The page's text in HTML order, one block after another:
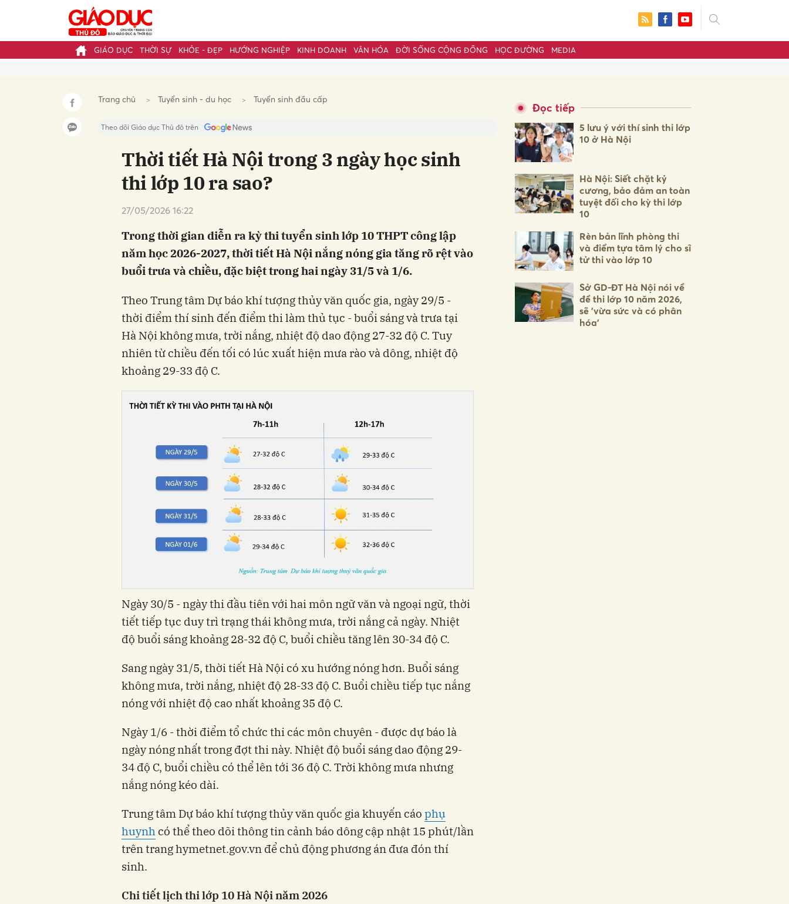
GIÁO DỤC THỜI SỰ KHỎE - ĐẸP HƯỚNG NGHIỆP KINH DOANH VĂN HÓA ĐỜI SỐNG CỘNG ĐỒNG HỌC ĐƯỜNG MEDIA
Trang chủ Tuyển sinh - du học Tuyển sinh đầu cấp
Theo dõi Giáo dục Thủ đô trên
Thời tiết Hà Nội trong 3 ngày học sinh
thi lớp 10 ra sao?
27/05/2026 16:22
Trong thời gian diễn ra kỳ thi tuyển sinh lớp 10 THPT công lập
năm học 2026-2027, thời tiết Hà Nội nắng nóng gia tăng rõ rệt vào
buổi trưa và chiều, đặc biệt trong hai ngày 31/5 và 1/6.
Theo Trung tâm Dự báo khí tượng thủy văn quốc gia, ngày 29/5 -
thời điểm thí sinh đến điểm thi làm thủ tục - buổi sáng và trưa tại
Hà Nội không mưa, trời nắng, nhiệt độ dao động 27-32 độ C. Tuy
nhiên từ chiều đến tối có lúc xuất hiện mưa rào và dông, nhiệt độ
khoảng 29-33 độ C.
Ngày 30/5 - ngày thi đầu tiên với hai môn ngữ văn và ngoại ngữ, thời
tiết tiếp tục duy trì trạng thái không mưa, trời nắng cả ngày. Nhiệt
độ buổi sáng khoảng 28-32 độ C, buổi chiều tăng lên 30-34 độ C.
Sang ngày 31/5, thời tiết Hà Nội có xu hướng nóng hơn. Buổi sáng
không mưa, trời nắng, nhiệt độ 28-33 độ C. Buổi chiều tiếp tục nắng
nóng với nhiệt độ cao nhất khoảng 35 độ C.
Ngày 1/6 - thời điểm tổ chức thi các môn chuyên - được dự báo là
ngày nóng nhất trong đợt thi này. Nhiệt độ buổi sáng dao động 29-
34 độ C, buổi chiều có thể lên tới 36 độ C. Trời không mưa nhưng
nắng nóng kéo dài.
Trung tâm Dự báo khí tượng thủy văn quốc gia khuyến cáo phụ
huynhcó thể theo dõi thông tin cảnh báo dông cập nhật 15 phút/lần
trên trang hymetnet.gov.vn để chủ động phương án đưa đón thí
sinh.
Chi tiết lịch thi lớp 10 Hà Nội năm 2026
Đọc tiếp
5 lưu ý với thí sinh thi lớp
10 ở Hà Nội
Hà Nội: Siết chặt kỷ
cương, bảo đảm an toàn
tuyệt đối cho kỳ thi lớp
10
Rèn bản lĩnh phòng thi
và điểm tựa tâm lý cho sĩ
tử thi vào lớp 10
Sở GD-ĐT Hà Nội nói về
đề thi lớp 10 năm 2026,
sẽ 'vừa sức và có phân
hóa'
Gửi bình luận